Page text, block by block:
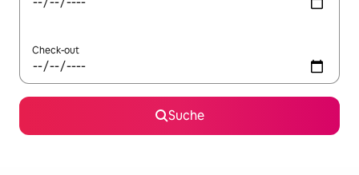
Check-out
Suche